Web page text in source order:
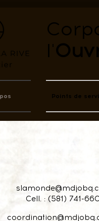
l'
Points de
Cell. : (581) 741-